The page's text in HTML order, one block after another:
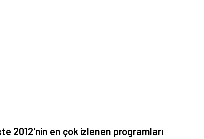
2012'nin en çok izlenen programları